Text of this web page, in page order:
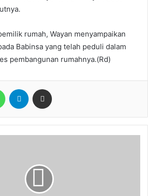
rumah, Wayan menyampaikan
Babinsa yang telah peduli dalam
pembangunan rumahnya.(Rd)
WhatsAppTelegram